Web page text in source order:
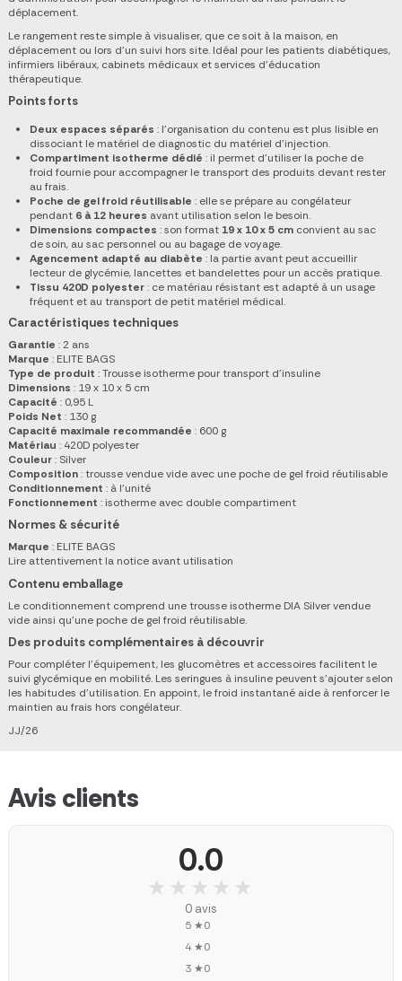
déplacement.
Le rangement reste simple à visualiser, que ce soit à la maison, en
déplacement ou lors d'un suivi hors site. Idéal pour les patients diabétiques,
infirmiers libéraux, cabinets médicaux et services d'éducation
thérapeutique.
Points forts
Deux espaces séparés : l'organisation du contenu est plus lisible en
dissociant le matériel de diagnostic du matériel d'injection.
Compartiment isotherme dédié : il permet d'utiliser la poche de
froid fournie pour accompagner le transport des produits devant rester
au frais.
Poche de gel froid réutilisable : elle se prépare au congélateur
pendant 6 à 12 heures avant utilisation selon le besoin.
Dimensions compactes : son format 19 x 10 x 5 cm convient au sac
de soin, au sac personnel ou au bagage de voyage.
Agencement adapté au diabète : la partie avant peut accueillir
lecteur de glycémie, lancettes et bandelettes pour un accès pratique.
Tissu 420D polyester: ce matériau résistant est adapté à un usage
fréquent et au transport de petit matériel médical.
Caractéristiques techniques
Garantie : 2 ans
Marque : ELITE BAGS
Type de produit : Trousse isotherme pour transport d'insuline
Dimensions : 19 x 10 x 5 cm
Capacité : 0,95 L
Poids Net : 130 g
Capacité maximale recommandée : 600 g
Matériau : 420D polyester
Couleur: Silver
Composition: trousse vendue vide avec une poche de gel froid réutilisable
Conditionnement : à l'unité
Fonctionnement : isotherme avec double compartiment
Normes & sécurité
Marque : ELITE BAGS
Lire attentivement la notice avant utilisation
Contenu emballage
Le conditionnement comprend une trousse isotherme DIA Silver vendue
vide ainsi qu'une poche de gel froid réutilisable.
Des produits complémentaires à découvrir
Pour compléter l'équipement, les glucomètres et accessoires facilitent le
suivi glycémique en mobilité. Les seringues à insuline peuvent s'ajouter selon
les habitudes d'utilisation. En appoint, le froid instantané aide à renforcer le
maintien au frais hors congélateur.
JJ/26
Avis clients
0.0
★★★★★
★★★★★
0 avis
5 ★0
4 ★0
3 ★0